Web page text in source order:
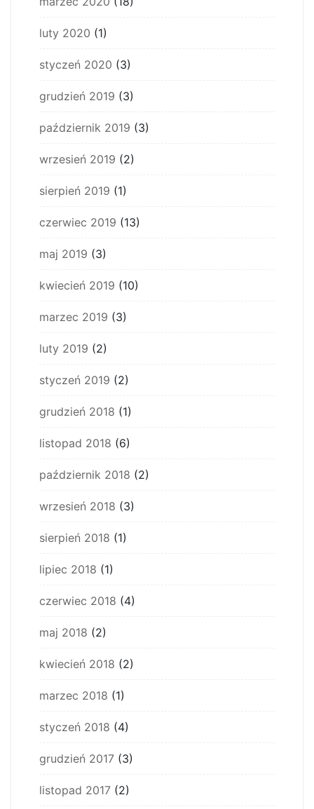
luty 2020 (1)
styczeń 2020 (3)
grudzień 2019 (3)
październik 2019 (3)
wrzesień 2019 (2)
sierpień 2019 (1)
czerwiec 2019 (13)
maj 2019 (3)
kwiecień 2019 (10)
marzec 2019 (3)
luty 2019 (2)
styczeń 2019 (2)
grudzień 2018 (1)
listopad 2018 (6)
październik 2018 (2)
wrzesień 2018 (3)
sierpień 2018 (1)
lipiec 2018 (1)
czerwiec 2018 (4)
maj 2018 (2)
kwiecień 2018 (2)
marzec 2018 (1)
styczeń 2018 (4)
grudzień 2017 (3)
listopad 2017 (2)